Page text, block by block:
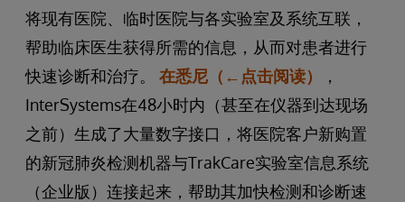
将现有医院、临时医院与各实验室及系统互联，
帮助临床医生获得所需的信息，从而对患者进行
快速诊断和治疗。 在悉尼（←点击阅读）
，
InterSystems在48小时内（甚至在仪器到达现场
之前）生成了大量数字接口，将医院客户新购置
的新冠肺炎检测机器与TrakCare实验室信息系统
（企业版）连接起来，帮助其加快检测和诊断速